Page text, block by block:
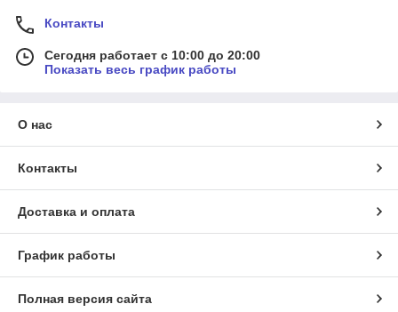
Контакты
Сегодня работает с 10:00 до 20:00
Показать весь график работы
О нас
Контакты
Доставка и оплата
График работы
Полная версия сайта